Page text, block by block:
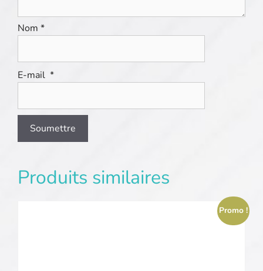
Nom *
E-mail *
Produits similaires
Promo !